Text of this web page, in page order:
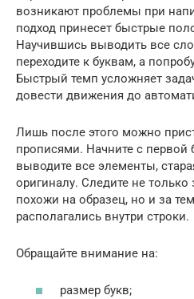
возникают проблемы при
подход принесет быстрые
Научившись выводить все
переходите к буквам, а
Быстрый темп усложняет
довести движения до
Лишь после этого можно
прописями. Начните с первой
выводите все элементы,
оригиналу. Следите не
похожи на образец, но и за
располагались внутри строки.
Обращайте внимание на:
размер букв;